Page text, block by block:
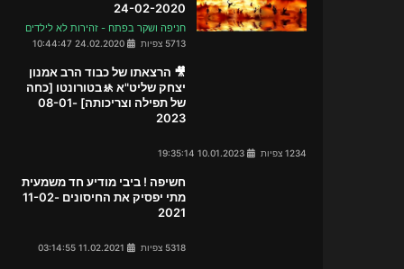
24-02-2020
חניפה ושקר בפתח - זהירות לא לילדים
5713 צפיות
🎥 הרצאתו של כבוד הרב אמנון
יצחק שליט"א 🚸בטורונטו [כחה
של תפילה וצריכותה] 08-01-
2023
1234 צפיות
חשיפה ! ביבי מודיע חד משמעית
מתי יפסיק את החיסונים 11-02-
2021
5318 צפיות